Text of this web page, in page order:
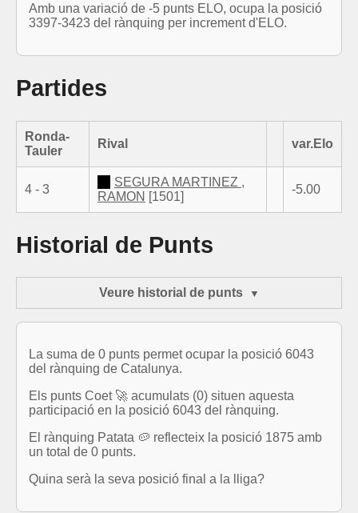
Amb una variació de -5 punts ELO, ocupa la posició
3397-3423 del rànquing per increment d'ELO.
Partides
Ronda-
Tauler
Rival var.Elo
4 - 3
SEGURA MARTINEZ ,
RAMON [1501]
-5.00
Historial de Punts
Veure historial de punts
La suma de 0 punts permet ocupar la posició 6043
del rànquing de Catalunya.
Els punts Coet 🚀 acumulats (0) situen aquesta
participació en la posició 6043 del rànquing.
El rànquing Patata 🥔 reflecteix la posició 1875 amb
un total de 0 punts.
Quina serà la seva posició final a la lliga?